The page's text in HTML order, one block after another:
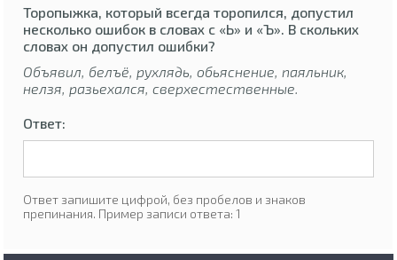
Торопыжка, который всегда торопился, допустил
несколько ошибок в словах с «Ь» и «Ъ». В скольких
словах он допустил ошибки?
Объявил, белъё, рухлядь, обьяснение, паяльник,
нелзя, разьехался, сверхестественные.
Ответ:
Ответ запишите цифрой, без пробелов и знаков
препинания. Пример записи ответа: 1